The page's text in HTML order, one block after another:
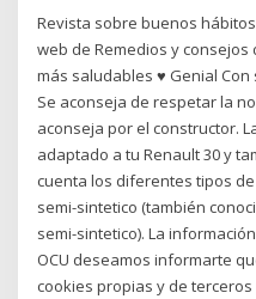
Revista sobre buenos
web de Remedios y
más saludables ♥ Genial Con
Se aconseja de respetar la
aconseja por el constructor.
adaptado a tu Renault 30 y
cuenta los diferentes tipos
semi-sintetico (también
semi-sintetico). La
OCU deseamos informarte
cookies propias y de